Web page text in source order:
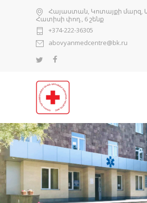
Հայաստան, Կոտայքի մարզ,
Հատիսի փող., 6 շենք
+374-222-36305
abovyanmedcentre@bk.ru